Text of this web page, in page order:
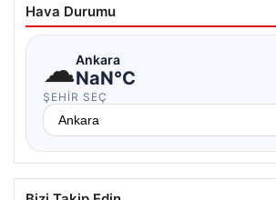
Hava Durumu
☁Ankara
NaN°C
ŞEHIR SEÇ